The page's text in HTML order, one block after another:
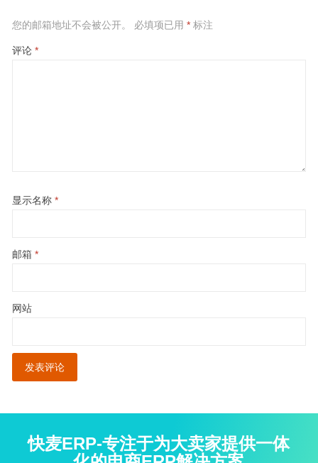
您的邮箱地址不会被公开。 必填项已用 *标注
评论 *
显示名称 *
邮箱 *
网站
快麦ERP-专注于为大卖家提供一体